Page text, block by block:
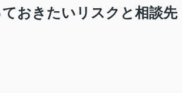
おきたいリスクと相談先